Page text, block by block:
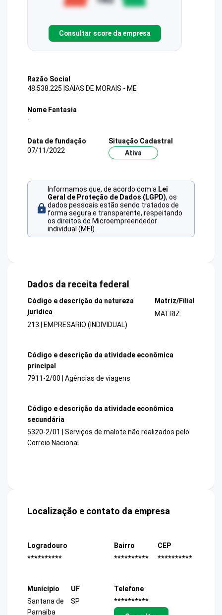
Consultar score da empresa
Razão Social
48.538.225 ISAIAS DE MORAIS - ME
Nome Fantasia
-
Data de fundação
07/11/2022
Situação Cadastral
Ativa
Informamos que, de acordo com a Lei
Geral de Proteção de Dados (LGPD), os
dados pessoais estão sendo tratados de
forma segura e transparente, respeitando
os direitos do Microempreendedor
individual (MEI).
Dados da receita federal
Código e descrição da natureza
jurídica
213 | EMPRESARIO (INDIVIDUAL)
Matriz/Filial
MATRIZ
Código e descrição da atividade econômica
principal
7911-2/00 | Agências de viagens
Código e descrição da atividade econômica
secundária
5320-2/01 | Serviços de malote não realizados pelo
Correio Nacional
Localização e contato da empresa
Logradouro
**********
Bairro
**********
CEP
**********
Município
Santana de
Parnaiba
UF
SP
Telefone
**********